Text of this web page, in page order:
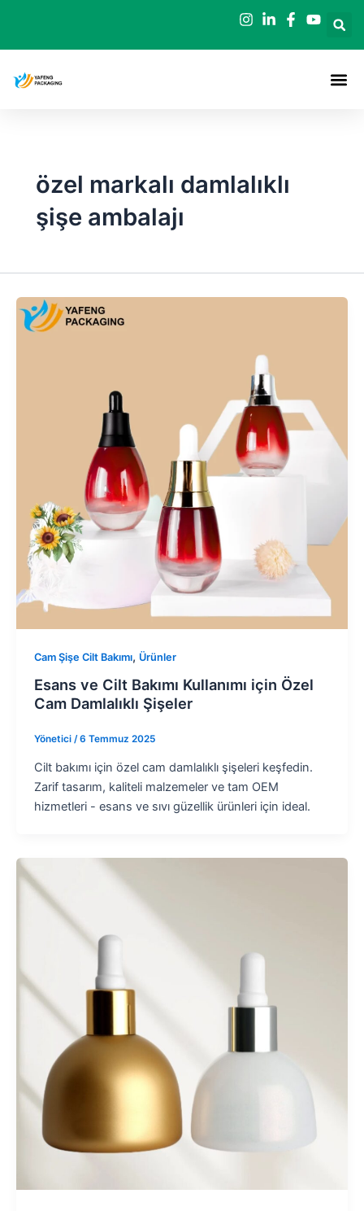
özel markalı damlalıklı
şişe ambalajı
Cam Şişe Cilt Bakımı, Ürünler
Esans ve Cilt Bakımı Kullanımı için Özel
Cam Damlalıklı Şişeler
Yönetici /6 Temmuz 2025
Cilt bakımı için özel cam damlalıklı şişeleri keşfedin.
Zarif tasarım, kaliteli malzemeler ve tam OEM
hizmetleri - esans ve sıvı güzellik ürünleri için ideal.